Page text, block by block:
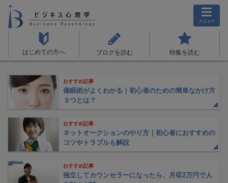
メニュー
はじめての方へ ブログを読む 特集を読む
おすすめ記事
催眠術がよくわかる｜初心者のための簡単なかけ方
３つとは？
おすすめ記事
ネットオークションのやり方｜初心者におすすめの
コツやトラブルも解説
おすすめ記事
独立してカウンセラーになったら、月収2万円で人